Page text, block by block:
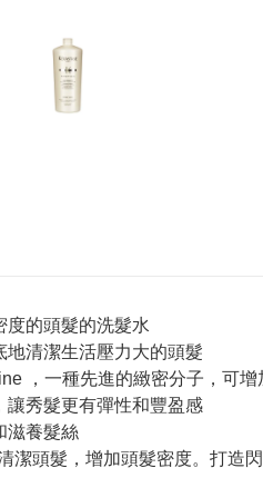
度的頭髮的洗髮水
地清潔生活壓力大的頭髮
，一種先進的緻密分子，可
讓秀髮更有彈性和豐盈感
滋養髮絲
潔頭髮，增加頭髮密度。打造